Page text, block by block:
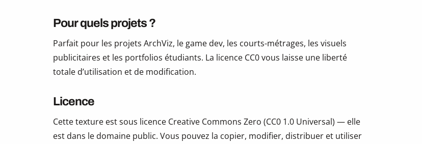
Pour quels projets ?
Parfait pour les projets ArchViz, le game dev, les courts-métrages, les visuels
publicitaires et les portfolios étudiants. La licence CC0 vous laisse une liberté
totale d’utilisation et de modification.
Licence
Cette texture est sous licence Creative Commons Zero (CC0 1.0 Universal) — elle
est dans le domaine public. Vous pouvez la copier, modifier, distribuer et utiliser